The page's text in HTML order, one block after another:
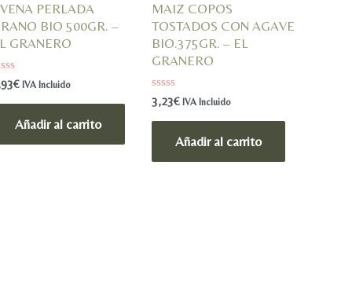
PERLADA
BIO 500GR. –
GRANERO
€ IVA Incluido
Añadir al carrito
MAIZ COPOS
TOSTADOS CON AGAVE
BIO.375GR. – EL
GRANERO
Valorado
en
0
3,23€ IVA Incluido
Añadir al carrito